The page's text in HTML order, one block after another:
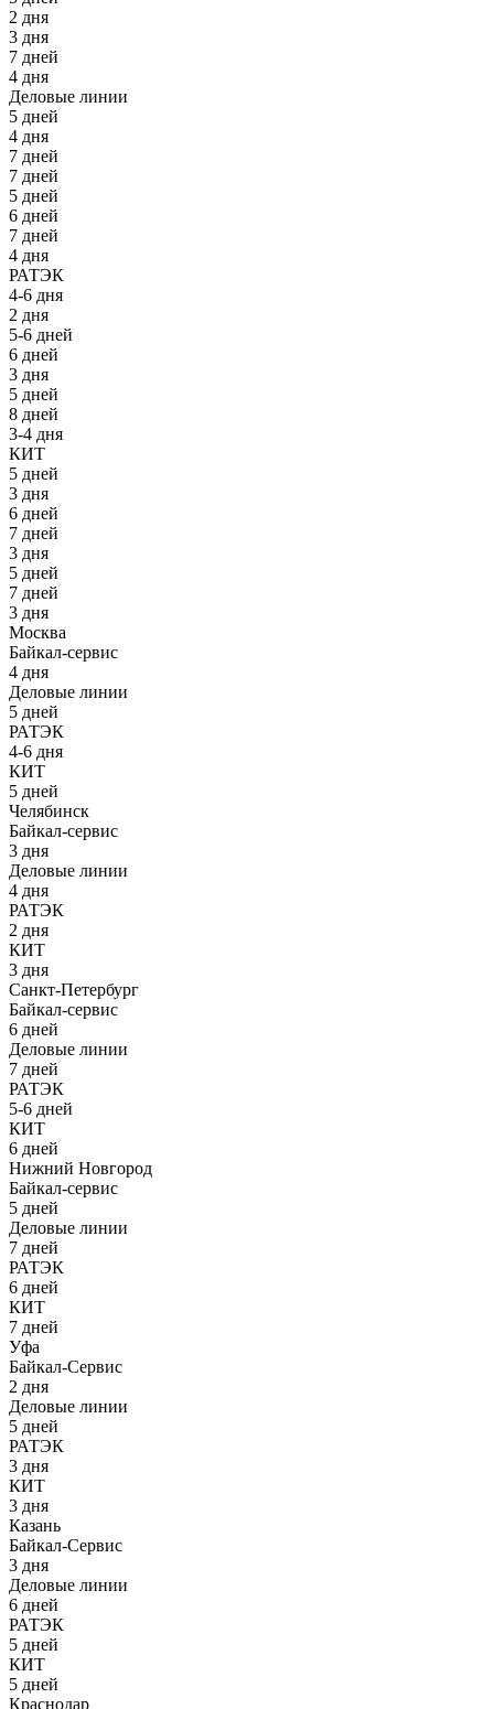
2 дня
3 дня
7 дней
4 дня
Деловые линии
5 дней
4 дня
7 дней
7 дней
5 дней
6 дней
7 дней
4 дня
РАТЭК
4-6 дня
2 дня
5-6 дней
6 дней
3 дня
5 дней
8 дней
3-4 дня
КИТ
5 дней
3 дня
6 дней
7 дней
3 дня
5 дней
7 дней
3 дня
Москва
Байкал-сервис
4 дня
Деловые линии
5 дней
РАТЭК
4-6 дня
КИТ
5 дней
Челябинск
Байкал-сервис
3 дня
Деловые линии
4 дня
РАТЭК
2 дня
КИТ
3 дня
Санкт-Петербург
Байкал-сервис
6 дней
Деловые линии
7 дней
РАТЭК
5-6 дней
КИТ
6 дней
Нижний Новгород
Байкал-сервис
5 дней
Деловые линии
7 дней
РАТЭК
6 дней
КИТ
7 дней
Уфа
Байкал-Сервис
2 дня
Деловые линии
5 дней
РАТЭК
3 дня
КИТ
3 дня
Казань
Байкал-Сервис
3 дня
Деловые линии
6 дней
РАТЭК
5 дней
КИТ
5 дней
Краснодар